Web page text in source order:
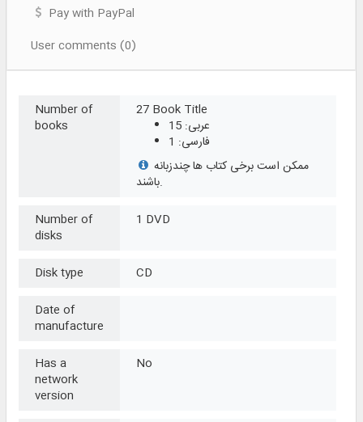
Pay with PayPal
User comments (0)
Number of
books
27 Book Title
عربی: 15
فارسی: 1
باشند.
Number of
disks
1 DVD
Disk type
CD
Date of
manufacture
Has a
network
version
No